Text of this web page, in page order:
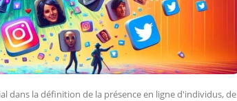
dans la définition de la présence en ligne d'individus, de